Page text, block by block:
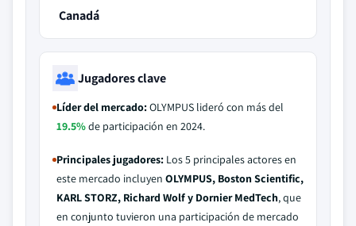
Canadá
Jugadores clave
Líder del mercado:OLYMPUS lideró con más del
19.5%de participación en 2024.
Principales jugadores: Los 5 principales actores en
este mercado incluyen OLYMPUS, Boston Scientific,
KARL STORZ, Richard Wolf y Dornier MedTech, que
en conjunto tuvieron una participación de mercado